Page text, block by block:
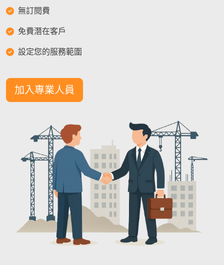
無訂閱費
免費潛在客戶
設定您的服務範圍
加入專業人員